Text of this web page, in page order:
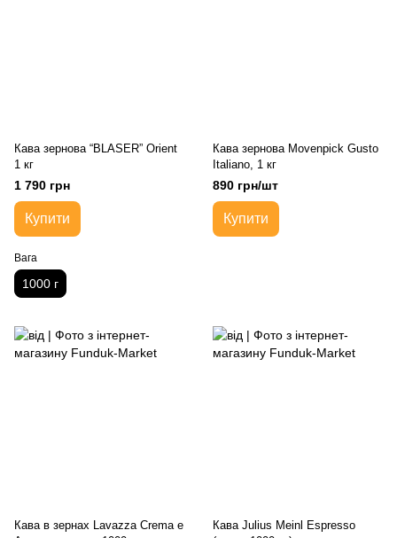
Кава зернова “BLASER” Orient
1 кг
1 790 грн
Купити
Вага
1000 г
Кава зернова Movenpick Gusto
Italiano, 1 кг
890 грн/шт
Купити
Кава в зернах Lavazza Crema e
Кава Julius Meinl Espresso